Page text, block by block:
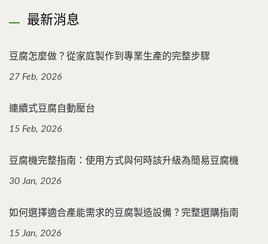
最新消息
豆腐怎麼做？從家庭製作到專業生產的完整步驟
27 Feb, 2026
連續式豆腐自動壓台
15 Feb, 2026
豆腐機完整指南：使用方式與何時該升級為簡易豆腐機
30 Jan, 2026
如何選擇適合產能需求的豆腐製造設備？完整選購指南
15 Jan, 2026